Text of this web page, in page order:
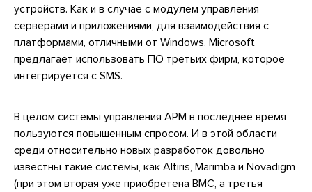
устройств. Как и в случае с модулем управления
серверами и приложениями, для взаимодействия с
платформами, отличными от Windows, Microsoft
предлагает использовать ПО третьих фирм, которое
интегрируется с SMS.
В целом системы управления АРМ в последнее время
пользуются повышенным спросом. И в этой области
среди относительно новых разработок довольно
известны такие системы, как Altiris, Marimba и Novadigm
(при этом вторая уже приобретена ВМС, а третья